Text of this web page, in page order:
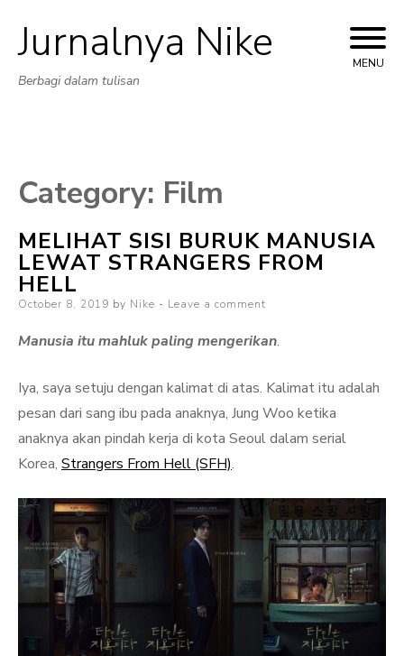
Skip
Jurnalnya Nike
Berbagi dalam tulisan
MENU
Category: Film
MELIHAT SISI BURUK MANUSIA
LEWAT STRANGERS FROM
HELL
Posted
October 8, 2019 by Nike Leave a comment
Manusia itu mahluk paling mengerikan.
Iya, saya setuju dengan kalimat di atas. Kalimat itu adalah
pesan dari sang ibu pada anaknya, Jung Woo ketika
anaknya akan pindah kerja di kota Seoul dalam serial
Korea, Strangers From Hell (SFH).